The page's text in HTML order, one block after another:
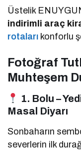
Üstelik
indirimli araç
rotaları konforlu
Fotoğraf
Muhteşem
1. Bolu –
Masal Diyarı
Sonbaharın
severlerin ilk